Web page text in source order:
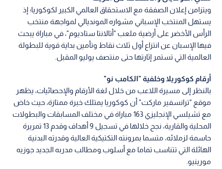
ويتزامن إعلان الصفقة مع الاستحقاق العالمي الكبير لكوكوريا؛ إذ
يستهل المنتخب الإسباني مشواره المونديالي لمواجهة منتخب
الرأس الأخضر على أرضية ملعب "أتالانتا ستاديوم"، في مباراة يبحث
فيها الإسبان عن انتزاع أول ثلاث نقاط وتأمين بداية قوية للبطولة
العالمية التي تستمر إثارتها حتى منتصف يوليو المقبل.
أرقام كوكوريلا وخلفية "الكامب نو"
بالنظر إلى مسيرة اللاعب من خلال لغة الأرقام والإحصائيات، يظهر
موقع "ترانسفير ماركت" أن كوكوريا يمتلك خبرة ممتازة، حيث خاض
مع تشيلسي الإنجليزي 163 مباراة في مختلف المسابقات والبطولات
المحلية والقارية، نجح خلالها في تسجيل 9 أهداف وقدم 13 تمريرة
حاسمة لزملائه، متسما بمرونته التكتيكية العالية وقدرته البدنية
الهائلة التي تتناسب تماما مع أسلوب ومطالب مدربه الجديد جوزيه
مورينيو.